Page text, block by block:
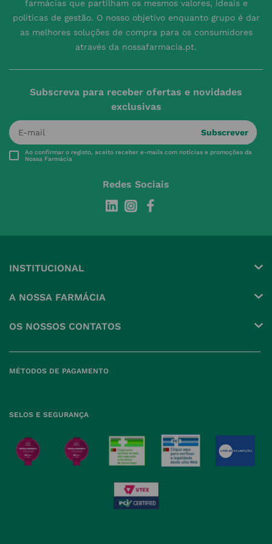
farmácias que partilham os mesmos valores, ideais e
políticas de gestão. O nosso objetivo enquanto grupo é dar
as melhores soluções de compra para os consumidores
através da nossafarmacia.pt.
Subscreva para receber ofertas e novidades
exclusivas
Subscrever
Ao confirmar o registo, aceito receber e-mails com notícias e promoções da
Nossa Farmácia
Redes Sociais
INSTITUCIONAL
A NOSSA FARMÁCIA
OS NOSSOS CONTATOS
MÉTODOS DE PAGAMENTO
SELOS E SEGURANÇA